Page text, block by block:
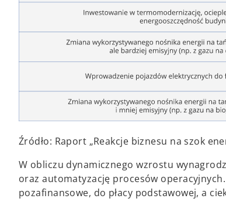
Źródło: Raport „Reakcje biznesu na szok
W obliczu dynamicznego wzrostu
oraz automatyzację procesów
pozafinansowe, do płacy podstawowej, a